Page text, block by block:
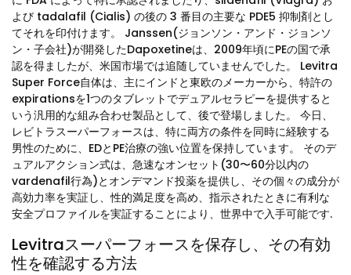
よび tadalafil (Cialis) の後の 3 番目の主要な PDE5 抑制剤とし
てそれを印付けます。 Janssen(ジョンソン・アンド・ジョンソ
ン・子会社)が開発したDapoxetineは、2009年頃にPEの国で承
認を得ましたが、米国市場では追随していませんでした。 Levitra
Super Force自体は、主にインドと東欧のメーカーから、特許の
expirationsを1つのタブレットでデュアルセラピーを提供すると
いう汎用的な組み合わせ製品として、後で登場しました。 今日、
レビトラスーパーフォースは、特に両方の条件を同時に経験する
男性のために、EDとPE治療の強い位置を保持しています。 そのデ
ュアルアクション式は、急速なオンセット(30〜60分以内の
vardenafil行為)とオンデマンド投薬を提供し、その個々の成分が
高効力率を実証し、性的満足度を高め、指示されたときに有利な
安全プロファイルを実証することにより、世界中で入手可能です.
Levitraスーパーフォースを保存し、その有効
性を確認する方法